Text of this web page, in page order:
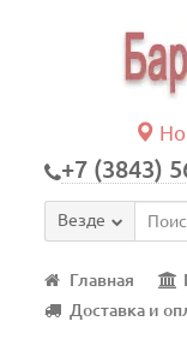
+7 (3843)
Везде
Главная
Доставка и